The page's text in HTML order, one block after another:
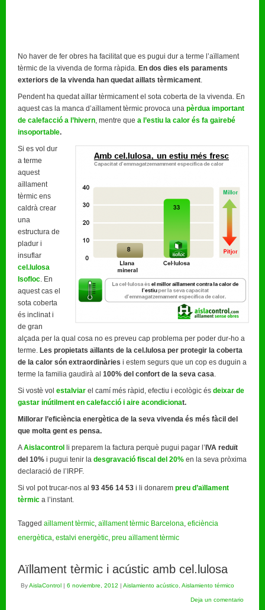
No haver de fer obres ha facilitat que es pugui dur a terme l’aïllament
tèrmic de la vivenda de forma ràpida. En dos dies els paraments
exteriors de la vivenda han quedat aillats tèrmicament
Pendent ha quedat aïllar tèrmicament el sota coberta de la vivenda. En
aquest cas la manca d’aïllament tèrmic provoca una pèrdua important
de calefacció a l’hivern , mentre que a l’estiu la calor és fa gairebé
insoportable.
Si es vol dur
a terme
aquest
aïllament
tèrmic ens
caldrà crear
una
estructura de
pladur i
insuflar
cel.lulosa
Isofloc . En
aquest cas el
sota coberta
és inclinat i
de gran
alçada per la qual cosa no es preveu cap problema per poder dur-ho a
terme. Les propietats aïllants de la cel.lulosa per protegir la coberta
de la calor són extraordinàries i estem segurs que un cop es duguin a
terme la familia gaudirà al 100% del confort de la seva casa
Si vostè vol estalviar el camí més ràpid, efectiu i ecològic és deixar de
gastar inútilment en calefacció i aire acondicionat.
Millorar l’eficiència energètica de la seva vivenda és més fàcil del
que molta gent es pensa.
AAislacontrol li preparem la factura perquè pugui pagar l’IVA reduït
del 10% i pugui tenir la desgravació fiscal del 20% en la seva pròxima
declaració de l’IRPF.
Si vol pot trucar-nos al 93 456 14 53 i li donarem preu d’aïllament
tèrmic a l’instant.
Tagged aïllament tèrmic aïllament tèrmic Barcelona eficiència
energètica estalvi energètic preu aïllament tèrmic
Aïllament tèrmic i acústic amb cel.lulosa
ByAislaControl | 6 noviembre, 2012 | Aislamiento acústico Aislamiento térmico
Deja un comentario